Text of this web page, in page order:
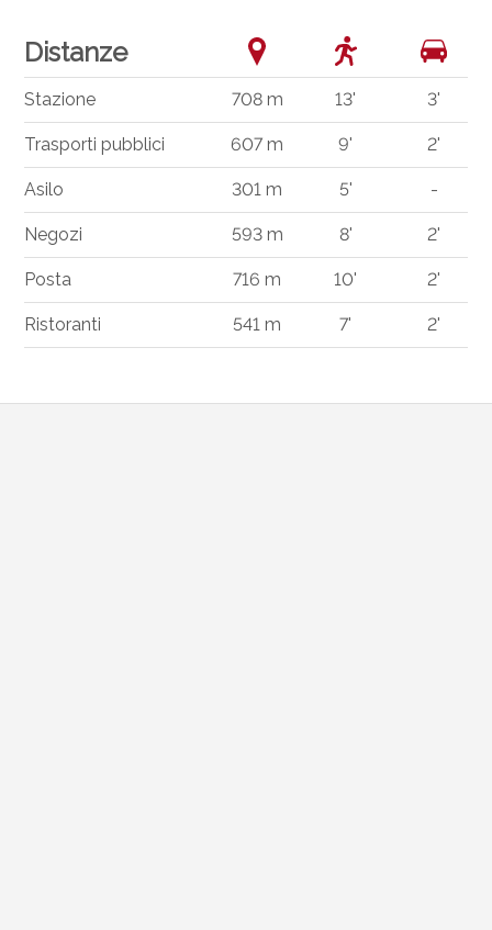
Distanze
Stazione 708 m 13' 3'
Trasporti pubblici 607 m 9' 2'
Asilo 301 m 5' -
Negozi 593 m 8' 2'
Posta 716 m 10' 2'
Ristoranti 541 m 7' 2'